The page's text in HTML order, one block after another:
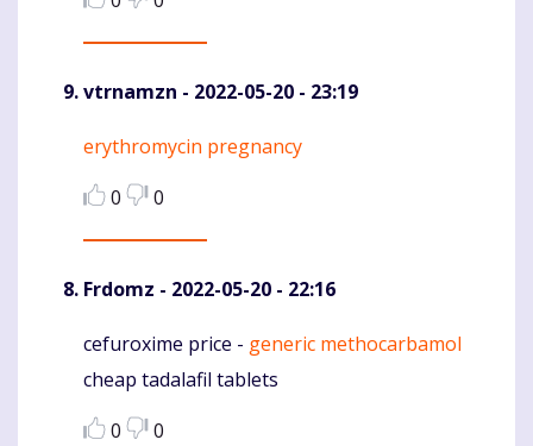
vtrnamzn - 2022-05-20 - 23:19
Komentaras
erythromycin pregnancy
0
0
Frdomz - 2022-05-20 - 22:16
Komentaras
cefuroxime price - generic methocarbamol
cheap tadalafil tablets
0
0